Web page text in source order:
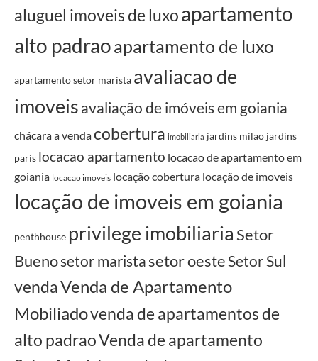
aluguel imoveis de luxoapartamento
alto padraoapartamento de luxo
apartamento setor marista avaliacao de
imoveisavaliação de imóveis em goiania
chácara a vendacobertura imobiliaria jardins milao jardins
paris locacao apartamento locacao de apartamento em
goiania locacao imoveis locação cobertura locação de imoveis
locação de imoveis em goiania
penthhouse privilege imobiliariaSetor
Buenosetor maristasetor oesteSetor Sul
vendaVenda de Apartamento
Mobiliadovenda de apartamentos de
alto padraoVenda de apartamento